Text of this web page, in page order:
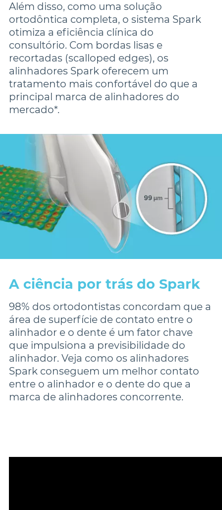
Além disso, como uma solução
ortodôntica completa, o sistema Spark
otimiza a eficiência clínica do
consultório. Com bordas lisas e
recortadas (scalloped edges), os
alinhadores Spark oferecem um
tratamento mais confortável do que a
principal marca de alinhadores do
mercado*.
A ciência por trás do Spark
98% dos ortodontistas concordam que a
área de superfície de contato entre o
alinhador e o dente é um fator chave
que impulsiona a previsibilidade do
alinhador. Veja como os alinhadores
Spark conseguem um melhor contato
entre o alinhador e o dente do que a
marca de alinhadores concorrente.